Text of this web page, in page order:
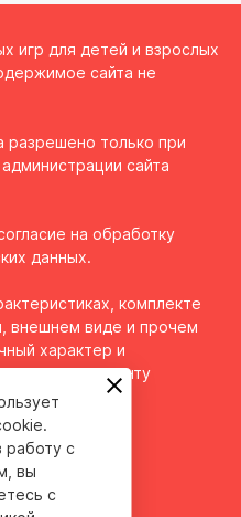
игр для детей и взрослых
сайта не
разрешено только при
сайта
на обработку
данных.
комплекте
внешнем виде и прочем
характер и
к моменту
с
вы
с